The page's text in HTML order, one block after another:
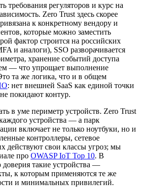
требования регуляторов и курс на
Zero Trust здесь скорее
к конкретному вендору и
которые можно заместить
фактор строится на российских
и аналоги), SSO разворачивается
хранение событий доступа
— что упрощает выполнение
та же логика, что и в общем
: нет внешней SaaS как единой точки
покидают контур.
в уме периметр устройств. Zero Trust
устройства — а парк
включает не только ноутбуки, но и
контроллеры, сетевое
действуют свои классы угроз; мы
про OWASP IoT Top 10. В
доверия такие устройства —
к которым применяются те же
и минимальных привилегий.